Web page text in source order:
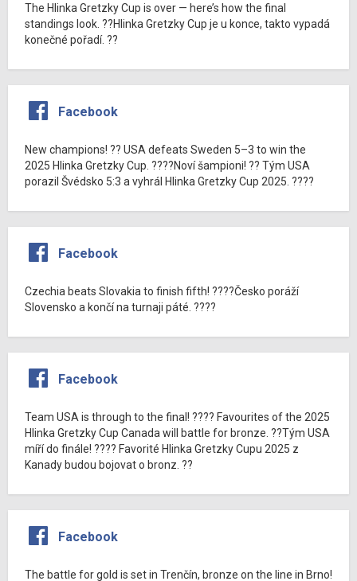
The Hlinka Gretzky Cup is over — here’s how the final
standings look. ??Hlinka Gretzky Cup je u konce, takto vypadá
konečné pořadí. ??
Facebook
New champions! ?? USA defeats Sweden 5–3 to win the
2025 Hlinka Gretzky Cup. ????Noví šampioni! ?? Tým USA
porazil Švédsko 5:3 a vyhrál Hlinka Gretzky Cup 2025. ????
Facebook
Czechia beats Slovakia to finish fifth! ????Česko poráží
Slovensko a končí na turnaji páté. ????
Facebook
Team USA is through to the final! ???? Favourites of the 2025
Hlinka Gretzky Cup Canada will battle for bronze. ??Tým USA
míří do finále! ???? Favorité Hlinka Gretzky Cupu 2025 z
Kanady budou bojovat o bronz. ??
Facebook
The battle for gold is set in Trenčín, bronze on the line in Brno!